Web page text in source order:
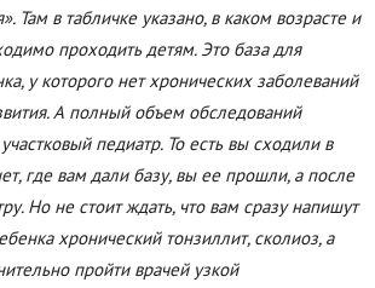
Там в табличке указано, в каком возрасте и
проходить детям. Это база для
у которого нет хронических заболеваний
А полный объем обследований
педиатр. То есть вы сходили в
где вам дали базу, вы ее прошли, а после
Но не стоит ждать, что вам сразу напишут
хронический тонзиллит, сколиоз, а
пройти врачей узкой